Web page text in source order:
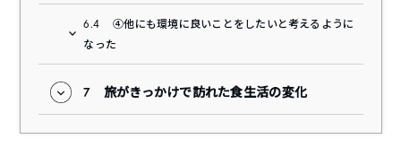
6.4
④他にも環境に良いことをしたいと考えるように
なった
7 旅がきっかけで訪れた食生活の変化